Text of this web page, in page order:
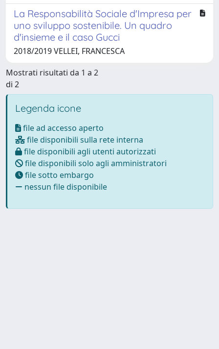
La Responsabilità Sociale d'Impresa per
uno sviluppo sostenibile. Un quadro
d'insieme e il caso Gucci
2018/2019 VELLEI, FRANCESCA
Mostrati risultati da 1 a 2
di 2
Legenda icone
file ad accesso aperto
file disponibili sulla rete interna
file disponibili agli utenti autorizzati
file disponibili solo agli amministratori
file sotto embargo
nessun file disponibile